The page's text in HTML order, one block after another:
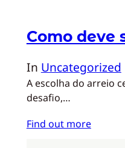
Como deve
In Uncategorized
A escolha do arreio
desafio,…
Find out more